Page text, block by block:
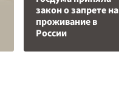
закон о запрете на
проживание в
России